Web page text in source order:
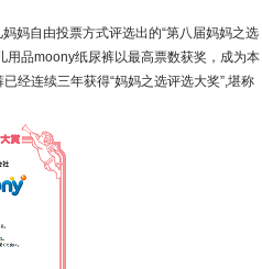
自由投票方式评选出的“第八届妈妈之选
用品moony纸尿裤以最高票数获奖，成为本
经连续三年获得“妈妈之选评选大奖”,堪称